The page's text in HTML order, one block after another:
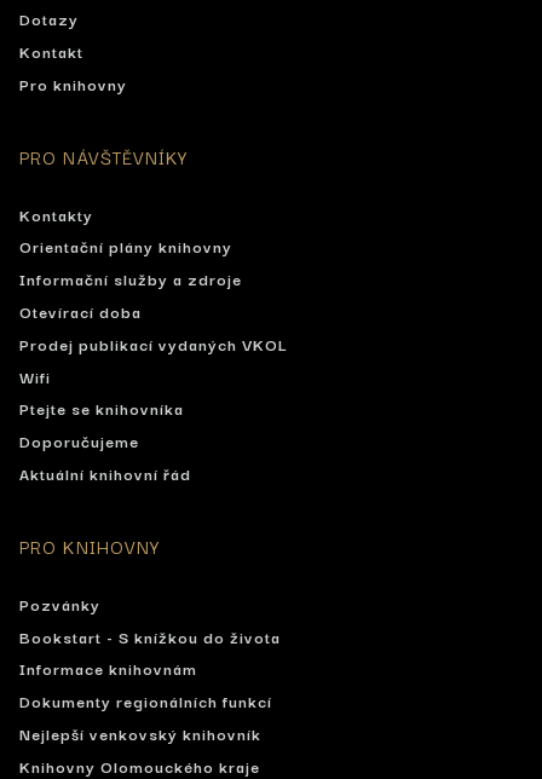
Dotazy
Kontakt
Pro knihovny
PRO NÁVŠTĚVNÍKY
Kontakty
Orientační plány knihovny
Informační služby a zdroje
Otevírací doba
Prodej publikací vydaných VKOL
Wifi
Ptejte se knihovníka
Doporučujeme
Aktuální knihovní řád
PRO KNIHOVNY
Pozvánky
Bookstart - S knížkou do života
Informace knihovnám
Dokumenty regionálních funkcí
Nejlepší venkovský knihovník
Knihovny Olomouckého kraje